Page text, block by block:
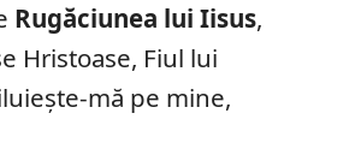
Rugăciunea lui Iisus,
Hristoase, Fiul lui
mă pe mine,